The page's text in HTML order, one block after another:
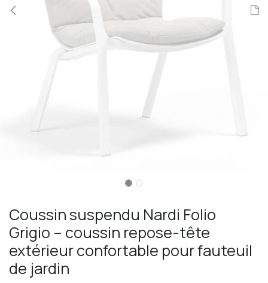
Coussin suspendu Nardi Folio
Grigio – coussin repose-tête
extérieur confortable pour fauteuil
de jardin